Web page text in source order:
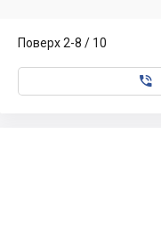
Поверх 2-8 / 10
